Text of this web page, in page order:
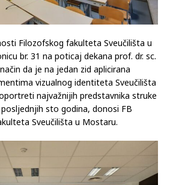
Filozofskog fakulteta Sveučilišta u
br. 31 na poticaj dekana prof. dr. sc.
da je na jedan zid aplicirana
vizualnog identiteta Sveučilišta
najvažnijih predstavnika struke
sto godina, donosi FB
Sveučilišta u Mostaru.